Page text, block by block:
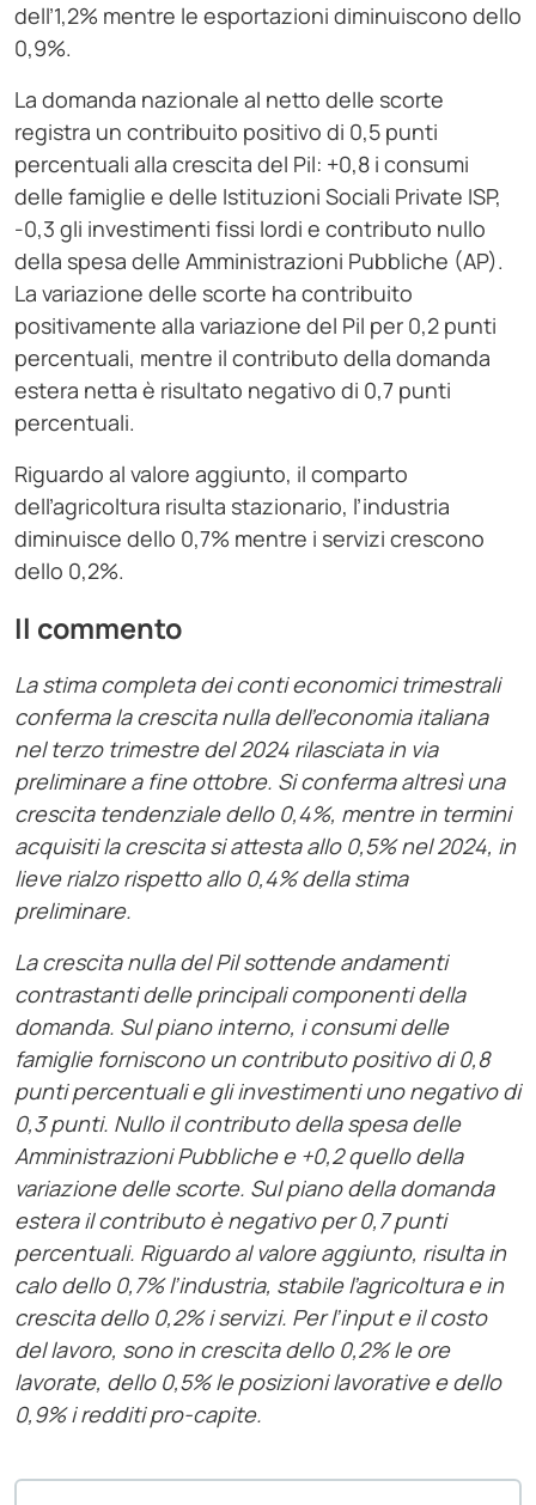
dell’1,2% mentre le esportazioni diminuiscono dello
0,9%.
La domanda nazionale al netto delle scorte
registra un contribuito positivo di 0,5 punti
percentuali alla crescita del Pil: +0,8 i consumi
delle famiglie e delle Istituzioni Sociali Private ISP,
-0,3 gli investimenti fissi lordi e contributo nullo
della spesa delle Amministrazioni Pubbliche (AP).
La variazione delle scorte ha contribuito
positivamente alla variazione del Pil per 0,2 punti
percentuali, mentre il contributo della domanda
estera netta è risultato negativo di 0,7 punti
percentuali.
Riguardo al valore aggiunto, il comparto
dell’agricoltura risulta stazionario, l’industria
diminuisce dello 0,7% mentre i servizi crescono
dello 0,2%.
Il commento
La stima completa dei conti economici trimestrali
conferma la crescita nulla dell’economia italiana
nel terzo trimestre del 2024 rilasciata in via
preliminare a fine ottobre. Si conferma altresì una
crescita tendenziale dello 0,4%, mentre in termini
acquisiti la crescita si attesta allo 0,5% nel 2024, in
lieve rialzo rispetto allo 0,4% della stima
preliminare.
La crescita nulla del Pil sottende andamenti
contrastanti delle principali componenti della
domanda. Sul piano interno, i consumi delle
famiglie forniscono un contributo positivo di 0,8
punti percentuali e gli investimenti uno negativo di
0,3 punti. Nullo il contributo della spesa delle
Amministrazioni Pubbliche e +0,2 quello della
variazione delle scorte. Sul piano della domanda
estera il contributo è negativo per 0,7 punti
percentuali. Riguardo al valore aggiunto, risulta in
calo dello 0,7% l’industria, stabile l’agricoltura e in
crescita dello 0,2% i servizi. Per l’input e il costo
del lavoro, sono in crescita dello 0,2% le ore
lavorate, dello 0,5% le posizioni lavorative e dello
0,9% i redditi pro-capite.